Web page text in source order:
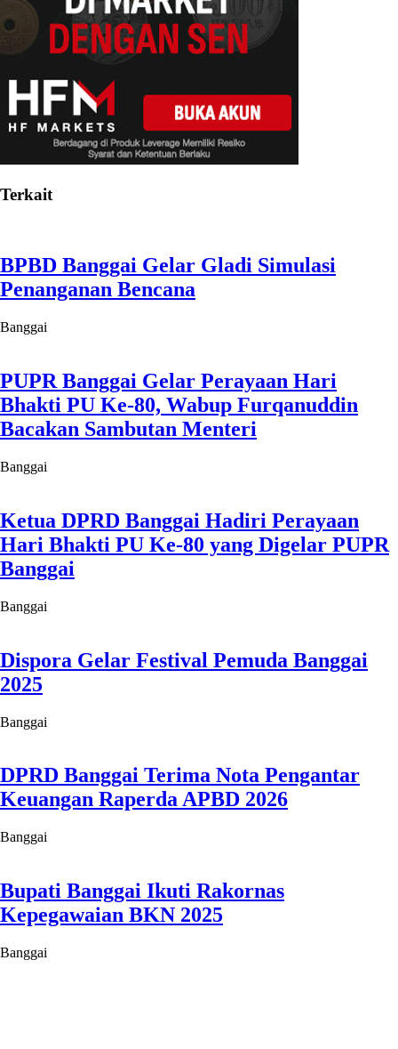
Terkait
BPBD Banggai Gelar Gladi Simulasi
Penanganan Bencana
Banggai
PUPR Banggai Gelar Perayaan Hari
Bhakti PU Ke-80, Wabup Furqanuddin
Bacakan Sambutan Menteri
Banggai
Ketua DPRD Banggai Hadiri Perayaan
Hari Bhakti PU Ke-80 yang Digelar PUPR
Banggai
Banggai
Dispora Gelar Festival Pemuda Banggai
2025
Banggai
DPRD Banggai Terima Nota Pengantar
Keuangan Raperda APBD 2026
Banggai
Bupati Banggai Ikuti Rakornas
Kepegawaian BKN 2025
Banggai